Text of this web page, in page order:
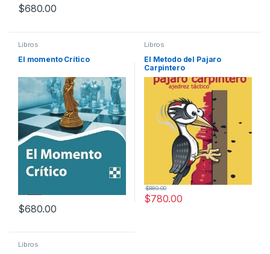
$680.00
Libros
El momento Crítico
$680.00
Libros
El Metodo del Pajaro
Carpintero
$780.00
$880.00
Libros